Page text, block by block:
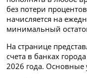
без потери
начисляется на
минимальный
На странице
счета в банках
2026 года. Основные